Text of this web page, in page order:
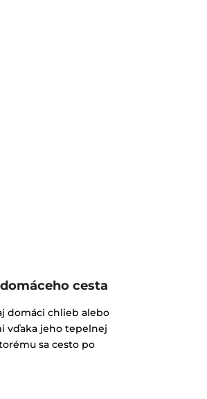
cesta
domáci chlieb alebo
vďaka jeho tepelnej
sa cesto po